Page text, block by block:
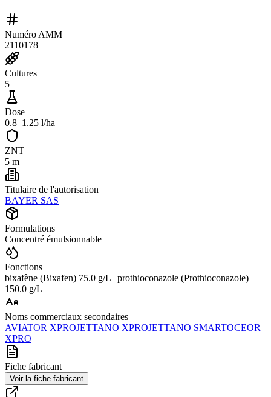
Numéro AMM
2110178
Cultures
5
Dose
0.8–1.25 l/ha
ZNT
5 m
Titulaire de l'autorisation
BAYER SAS
Formulations
Concentré émulsionnable
Fonctions
bixafène (Bixafen) 75.0 g/L | prothioconazole (Prothioconazole)
150.0 g/L
Noms commerciaux secondaires
AVIATOR XPROJETTANO XPROJETTANO SMARTOCEOR
XPRO
Fiche fabricant
Voir la fiche fabricant